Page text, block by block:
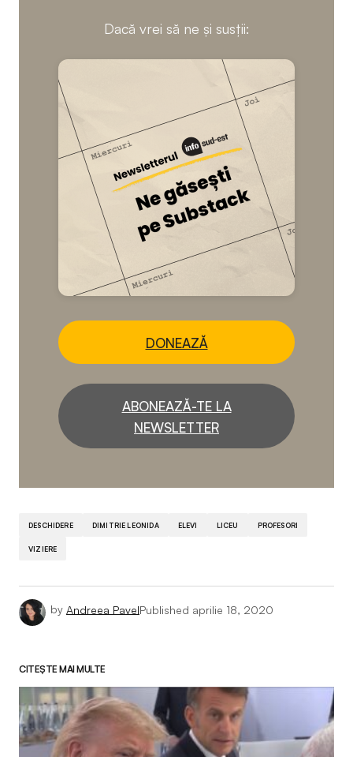
Dacă vrei să ne și susții:
DONEAZĂ
ABONEAZĂ-TE LA
NEWSLETTER
DESCHIDERE DIMITRIE LEONIDA ELEVI LICEU PROFESORI
VIZIERE
by Andreea PavelPublished aprilie 18, 2020
CITEȘTE MAI MULTE